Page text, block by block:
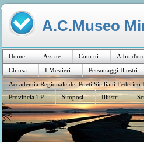
A.C.Museo
Home Ass.ne Com.ni Albo
Chiusa
I Mestieri Personaggi Illustri
Accademia Regionale dei Poeti Siciliani Federico
Provincia TP
Simposi Illustri